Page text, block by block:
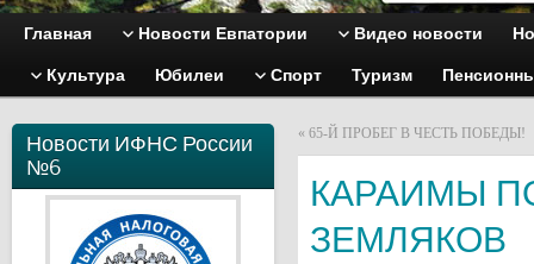
Главная Новости Евпатории Видео новости
Культура Юбилеи Спорт Туризм
Новости ИФНС России
№6
« 65-Й ПРОБЕГ В ЧЕСТЬ ПОБЕДЫ!
КАРАИМЫ
ЗЕМЛЯКОВ